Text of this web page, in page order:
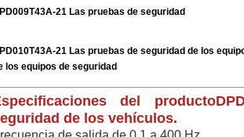
21 Las pruebas de seguridad
21 Las pruebas de seguridad de los
los equipos de seguridad
del producto
de los vehículos.